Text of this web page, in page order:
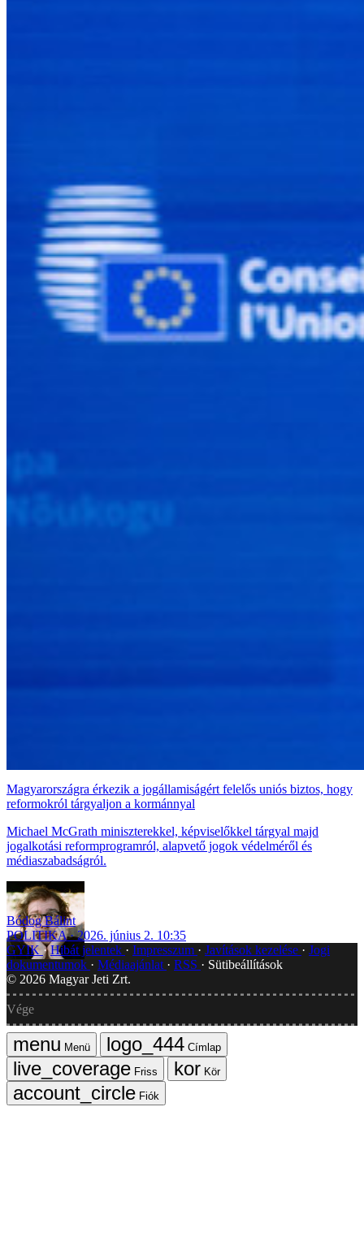
Magyarországra érkezik a jogállamiságért felelős uniós biztos, hogy
reformokról tárgyaljon a kormánnyal
Michael McGrath miniszterekkel, képviselőkkel tárgyal majd
jogalkotási reformprogramról, alapvető jogok védelméről és
médiaszabadságról.
Bódog Bálint
POLITIKA
2026. június 2. 10:35
GYIK Hibát jelentek Impresszum Javítások kezelése
Jogi
dokumentumok
Médiaajánlat RSS
Sütibeállítások
© 2026 Magyar Jeti Zrt.
Vége
Menü
Címlap
Friss
Kör
Fiók